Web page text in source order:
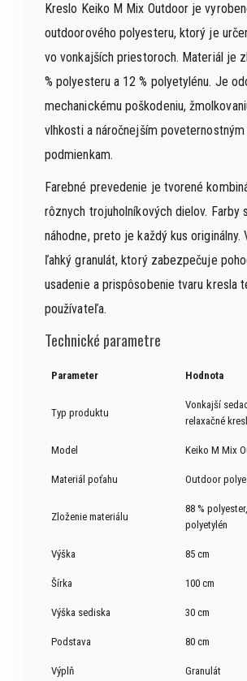
Kreslo Keiko M Mix Outdoor je
outdoorového polyesteru, ktorý je
vo vonkajších priestoroch. Materiál je
% polyesteru a 12 % polyetylénu. Je
mechanickému poškodeniu,
vlhkosti a náročnejším poveternostným
podmienkam.
Farebné prevedenie je tvorené
rôznych trojuholníkových dielov. Farby
náhodne, preto je každý kus originálny.
ľahký granulát, ktorý zabezpečuje
usadenie a prispôsobenie tvaru kresla
používateľa.
Technické parametre
Parameter Hodnota
Typ produktu
Vonkajší
relaxačné
Model Keiko M Mix
Materiál poťahu Outdoor
Zloženie materiálu
88 %
polyetylén
Výška 85 cm
Šírka 100 cm
Výška sediska 30 cm
Podstava 80 cm
Výplň Granulát